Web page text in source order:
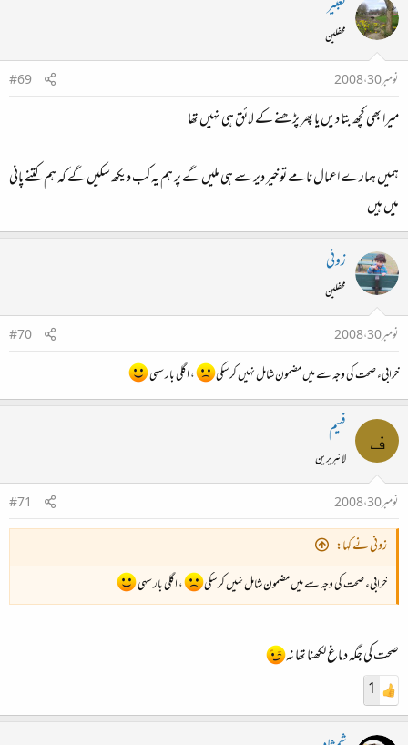
تعبیر
محفلین
نومبر 30، 2008
#69
میرا بھی کچھ بتا دیں یا پھر پڑھنے کے لائق ہی نہیں تھا
ہمیں ہمارے اعمال نامے تو خیر دیر سے ہی ملیں گے پر ہم یہ کب دیکھ سکیں گے کہ ہم کتنے پانی
میں ہیں
زونی
محفلین
نومبر 30، 2008
#70
خرابیء صحت کی وجہ سے میں مضمون شامل نہیں کر سکی ، اگلی بار سہی
ف فہیم
لائبریرین
نومبر 30، 2008
#71
زونی نے کہا:
خرابیء صحت کی وجہ سے میں مضمون شامل نہیں کر سکی ، اگلی بار سہی
صحت کی جگہ دماغ لکھنا تھا نہ
1